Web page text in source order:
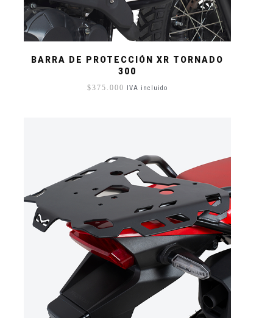
BARRA DE PROTECCIÓN XR TORNADO
300
$375.000 IVA incluido